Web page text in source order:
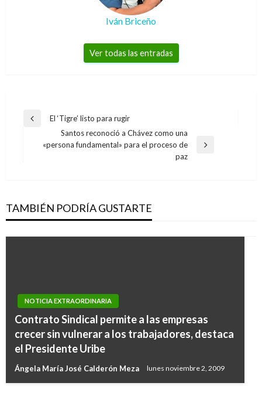
Iván Briceño
Ver todas las entradas
Navegación
entradas
Entrada
El ‘Tigre’ listo para rugir
Entrada
Santos reconoció a Chávez como una
«persona fundamental» para el proceso de
paz
TAMBIÉN PODRÍA GUSTARTE
NOTICIA EXTRAORDINARIA
Contrato Sindical permite a las empresas
crecer sin vulnerar a los trabajadores, destaca
el Presidente Uribe
Ángela María José Calderón Meza lunes noviembre 2, 2009
Canciller Carlos Holmes Trujillo inició visita a